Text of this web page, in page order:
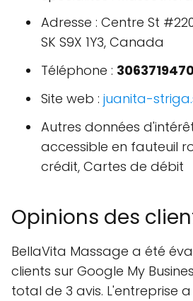
Adresse : Centre St
SK S9X 1Y3, Canada
Téléphone :
Site web : juanita-
Autres données
accessible en fauteuil
crédit, Cartes de débit
Opinions des
BellaVita Massage a été
clients sur Google My
total de 3 avis. L'entreprise